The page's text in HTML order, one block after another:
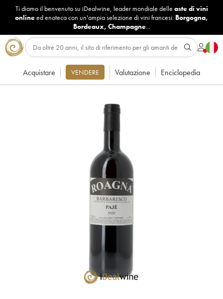
Ti diamo il benvenuto su iDealwine, leader mondiale delle aste di vini
onlineed enoteca con un'ampia selezione di vini francesi: Borgogna,
Bordeaux, Champagne...
Acquistare VENDERE Valutazione Enciclopedia